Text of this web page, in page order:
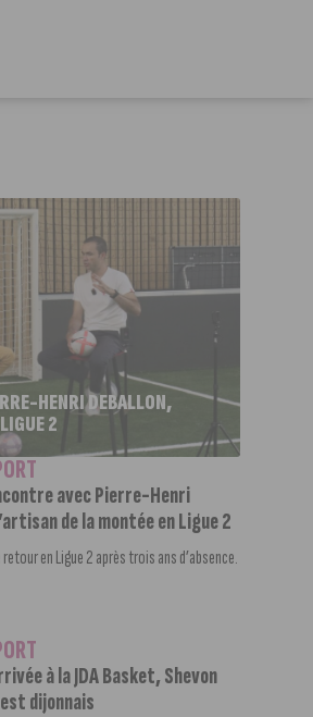
HENRI DEBALLON,
2
avec Pierre-Henri
de la montée en Ligue 2
retour en Ligue 2 après trois ans d’absence.
à la JDA Basket, Shevon
dijonnais